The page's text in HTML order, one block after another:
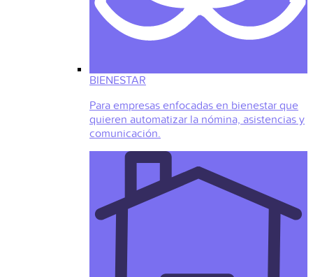
BIENESTAR
Para empresas enfocadas en bienestar que
quieren automatizar la nómina, asistencias y
comunicación.